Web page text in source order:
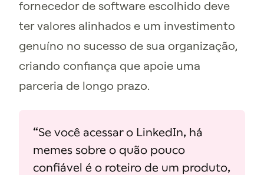
fornecedor de software escolhido deve
ter valores alinhados e um investimento
genuíno no sucesso de sua organização,
criando confiança que apoie uma
parceria de longo prazo.
“Se você acessar o LinkedIn, há
memes sobre o quão pouco
confiável é o roteiro de um produto,